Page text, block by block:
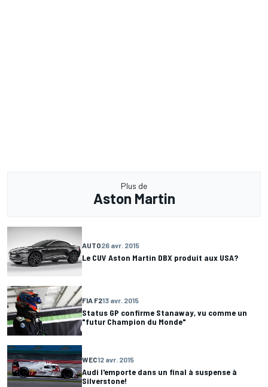
Plus de
Aston Martin
AUTO26 avr. 2015
Le CUV Aston Martin DBX produit aux USA?
FIA F213 avr. 2015
Status GP confirme Stanaway, vu comme un
"futur Champion du Monde"
WEC12 avr. 2015
Audi l'emporte dans un final à suspense à
Silverstone!